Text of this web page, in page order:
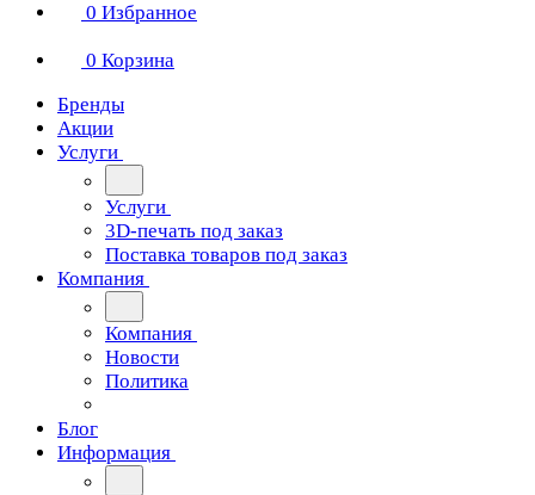
0 Избранное
0 Корзина
Бренды
Акции
Услуги
Услуги
3D-печать под заказ
Поставка товаров под заказ
Компания
Компания
Новости
Политика
Блог
Информация